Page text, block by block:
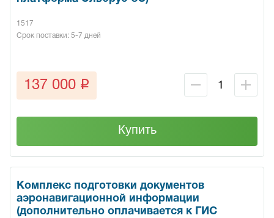
1517
Срок поставки: 5-7 дней
137 000 q
Купить
Комплекс подготовки документов
аэронавигационной информации
(дополнительно оплачивается к ГИС